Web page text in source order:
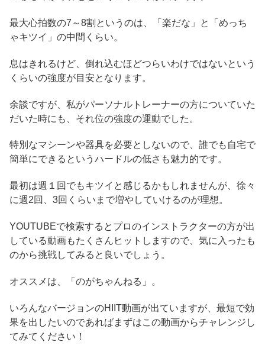
最大心拍数の7～8割というのは、「楽だな」と「めっち
ゃキツイ」の中間くらい。
息はきれるけど、倒れ込むほどつらいわけではないという
くらいの強度が目安となります。
余談ですが、私がパーソナルトレーナーの方についていた
だいた時にも、それ位の強度の運動でした。
特別なマシーンや器具を必要としないので、誰でも自宅で
簡単にできるというハードルの低さも魅力的です。
最初は週１回でもキツイと感じるかもしれませんが、徐々
に週2回、3回くらいまで増やしていけるのが理想。
YOUTUBEで検索するとプロのインストラクターの方が出
している動画もたくさんヒットしますので、気に入ったも
のから挑戦してみると良いでしょう。
オススメは、「のがちゃんねる」。
いろんなバージョンのHIIT動画が出ていますが、最短で効
果を出したいのであればまずはこの動画からチャレンジし
てみてください！